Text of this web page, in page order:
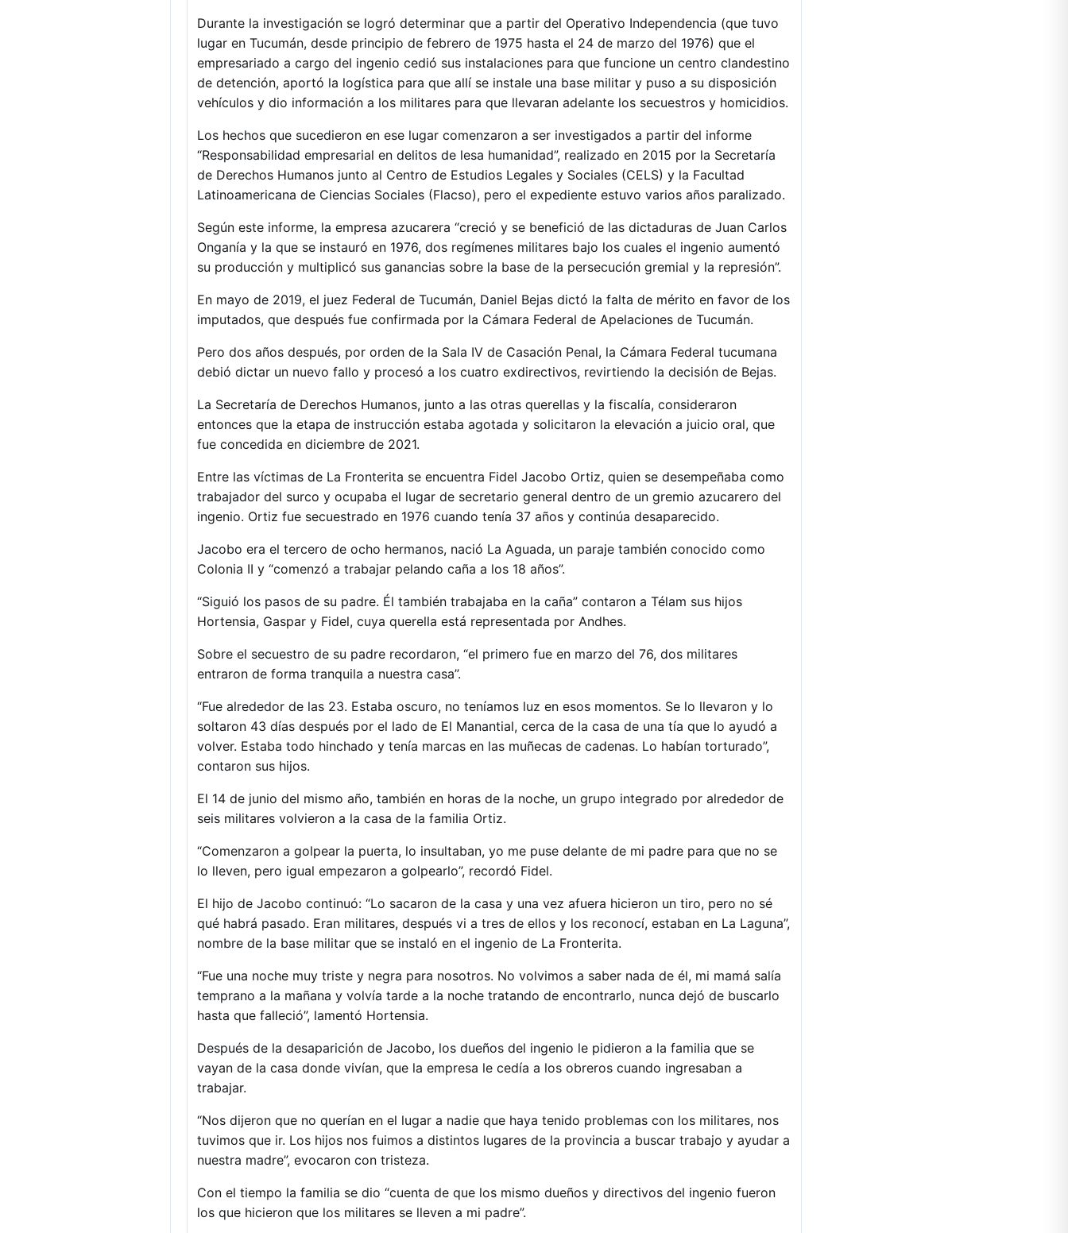
Durante la investigación se logró determinar que a partir del Operativo Independencia (que tuvo
lugar en Tucumán, desde principio de febrero de 1975 hasta el 24 de marzo del 1976) que el
empresariado a cargo del ingenio cedió sus instalaciones para que funcione un centro clandestino
de detención, aportó la logística para que allí se instale una base militar y puso a su disposición
vehículos y dio información a los militares para que llevaran adelante los secuestros y homicidios.
Los hechos que sucedieron en ese lugar comenzaron a ser investigados a partir del informe
“Responsabilidad empresarial en delitos de lesa humanidad”, realizado en 2015 por la Secretaría
de Derechos Humanos junto al Centro de Estudios Legales y Sociales (CELS) y la Facultad
Latinoamericana de Ciencias Sociales (Flacso), pero el expediente estuvo varios años paralizado.
Según este informe, la empresa azucarera “creció y se benefició de las dictaduras de Juan Carlos
Onganía y la que se instauró en 1976, dos regímenes militares bajo los cuales el ingenio aumentó
su producción y multiplicó sus ganancias sobre la base de la persecución gremial y la represión”.
En mayo de 2019, el juez Federal de Tucumán, Daniel Bejas dictó la falta de mérito en favor de los
imputados, que después fue confirmada por la Cámara Federal de Apelaciones de Tucumán.
Pero dos años después, por orden de la Sala IV de Casación Penal, la Cámara Federal tucumana
debió dictar un nuevo fallo y procesó a los cuatro exdirectivos, revirtiendo la decisión de Bejas.
La Secretaría de Derechos Humanos, junto a las otras querellas y la fiscalía, consideraron
entonces que la etapa de instrucción estaba agotada y solicitaron la elevación a juicio oral, que
fue concedida en diciembre de 2021.
Entre las víctimas de La Fronterita se encuentra Fidel Jacobo Ortiz, quien se desempeñaba como
trabajador del surco y ocupaba el lugar de secretario general dentro de un gremio azucarero del
ingenio. Ortiz fue secuestrado en 1976 cuando tenía 37 años y continúa desaparecido.
Jacobo era el tercero de ocho hermanos, nació La Aguada, un paraje también conocido como
Colonia II y “comenzó a trabajar pelando caña a los 18 años”.
“Siguió los pasos de su padre. Él también trabajaba en la caña” contaron a Télam sus hijos
Hortensia, Gaspar y Fidel, cuya querella está representada por Andhes.
Sobre el secuestro de su padre recordaron, “el primero fue en marzo del 76, dos militares
entraron de forma tranquila a nuestra casa”.
“Fue alrededor de las 23. Estaba oscuro, no teníamos luz en esos momentos. Se lo llevaron y lo
soltaron 43 días después por el lado de El Manantial, cerca de la casa de una tía que lo ayudó a
volver. Estaba todo hinchado y tenía marcas en las muñecas de cadenas. Lo habían torturado”,
contaron sus hijos.
El 14 de junio del mismo año, también en horas de la noche, un grupo integrado por alrededor de
seis militares volvieron a la casa de la familia Ortiz.
“Comenzaron a golpear la puerta, lo insultaban, yo me puse delante de mi padre para que no se
lo lleven, pero igual empezaron a golpearlo”, recordó Fidel.
El hijo de Jacobo continuó: “Lo sacaron de la casa y una vez afuera hicieron un tiro, pero no sé
qué habrá pasado. Eran militares, después vi a tres de ellos y los reconocí, estaban en La Laguna”,
nombre de la base militar que se instaló en el ingenio de La Fronterita.
“Fue una noche muy triste y negra para nosotros. No volvimos a saber nada de él, mi mamá salía
temprano a la mañana y volvía tarde a la noche tratando de encontrarlo, nunca dejó de buscarlo
hasta que falleció”, lamentó Hortensia.
Después de la desaparición de Jacobo, los dueños del ingenio le pidieron a la familia que se
vayan de la casa donde vivían, que la empresa le cedía a los obreros cuando ingresaban a
trabajar.
“Nos dijeron que no querían en el lugar a nadie que haya tenido problemas con los militares, nos
tuvimos que ir. Los hijos nos fuimos a distintos lugares de la provincia a buscar trabajo y ayudar a
nuestra madre”, evocaron con tristeza.
Con el tiempo la familia se dio “cuenta de que los mismo dueños y directivos del ingenio fueron
los que hicieron que los militares se lleven a mi padre”.